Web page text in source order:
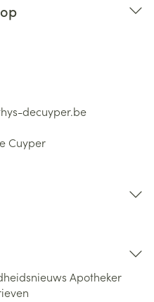
decuyper.be
Cuyper
Apotheker